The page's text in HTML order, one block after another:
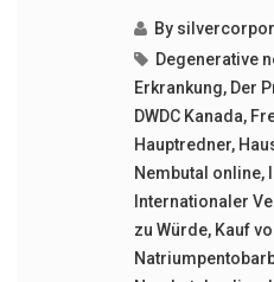
By
Degenerative
Erkrankung, Der
DWDC Kanada,
Hauptredner,
Nembutal online,
Internationaler
zu Würde, Kauf